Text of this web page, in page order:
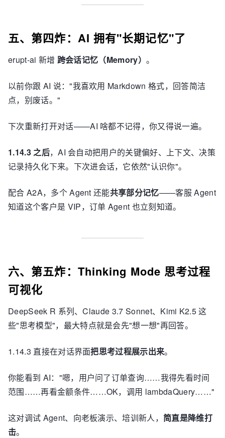
五、第四炸：AI 拥有"长期记忆"了
erupt-ai 新增 跨会话记忆（Memory）。
以前你跟 AI 说："我喜欢用 Markdown 格式，回答简洁
点，别废话。"
下次重新打开对话——AI 啥都不记得，你又得说一遍。
1.14.3 之后，AI 会自动把用户的关键偏好、上下文、决策
记录持久化下来。下次进会话，它依然"认识你"。
配合 A2A，多个 Agent 还能共享部分记忆——客服 Agent
知道这个客户是 VIP，订单 Agent 也立刻知道。
六、第五炸：Thinking Mode 思考过程
可视化
DeepSeek R 系列、Claude 3.7 Sonnet、Kimi K2.5 这
些"思考模型"，最大特点就是会先"想一想"再回答。
1.14.3 直接在对话界面把思考过程展示出来。
你能看到 AI："嗯，用户问了订单查询……我得先看时间
范围……再看金额条件……OK，调用 lambdaQuery……"
这对调试 Agent、向老板演示、培训新人，简直是降维打
击。